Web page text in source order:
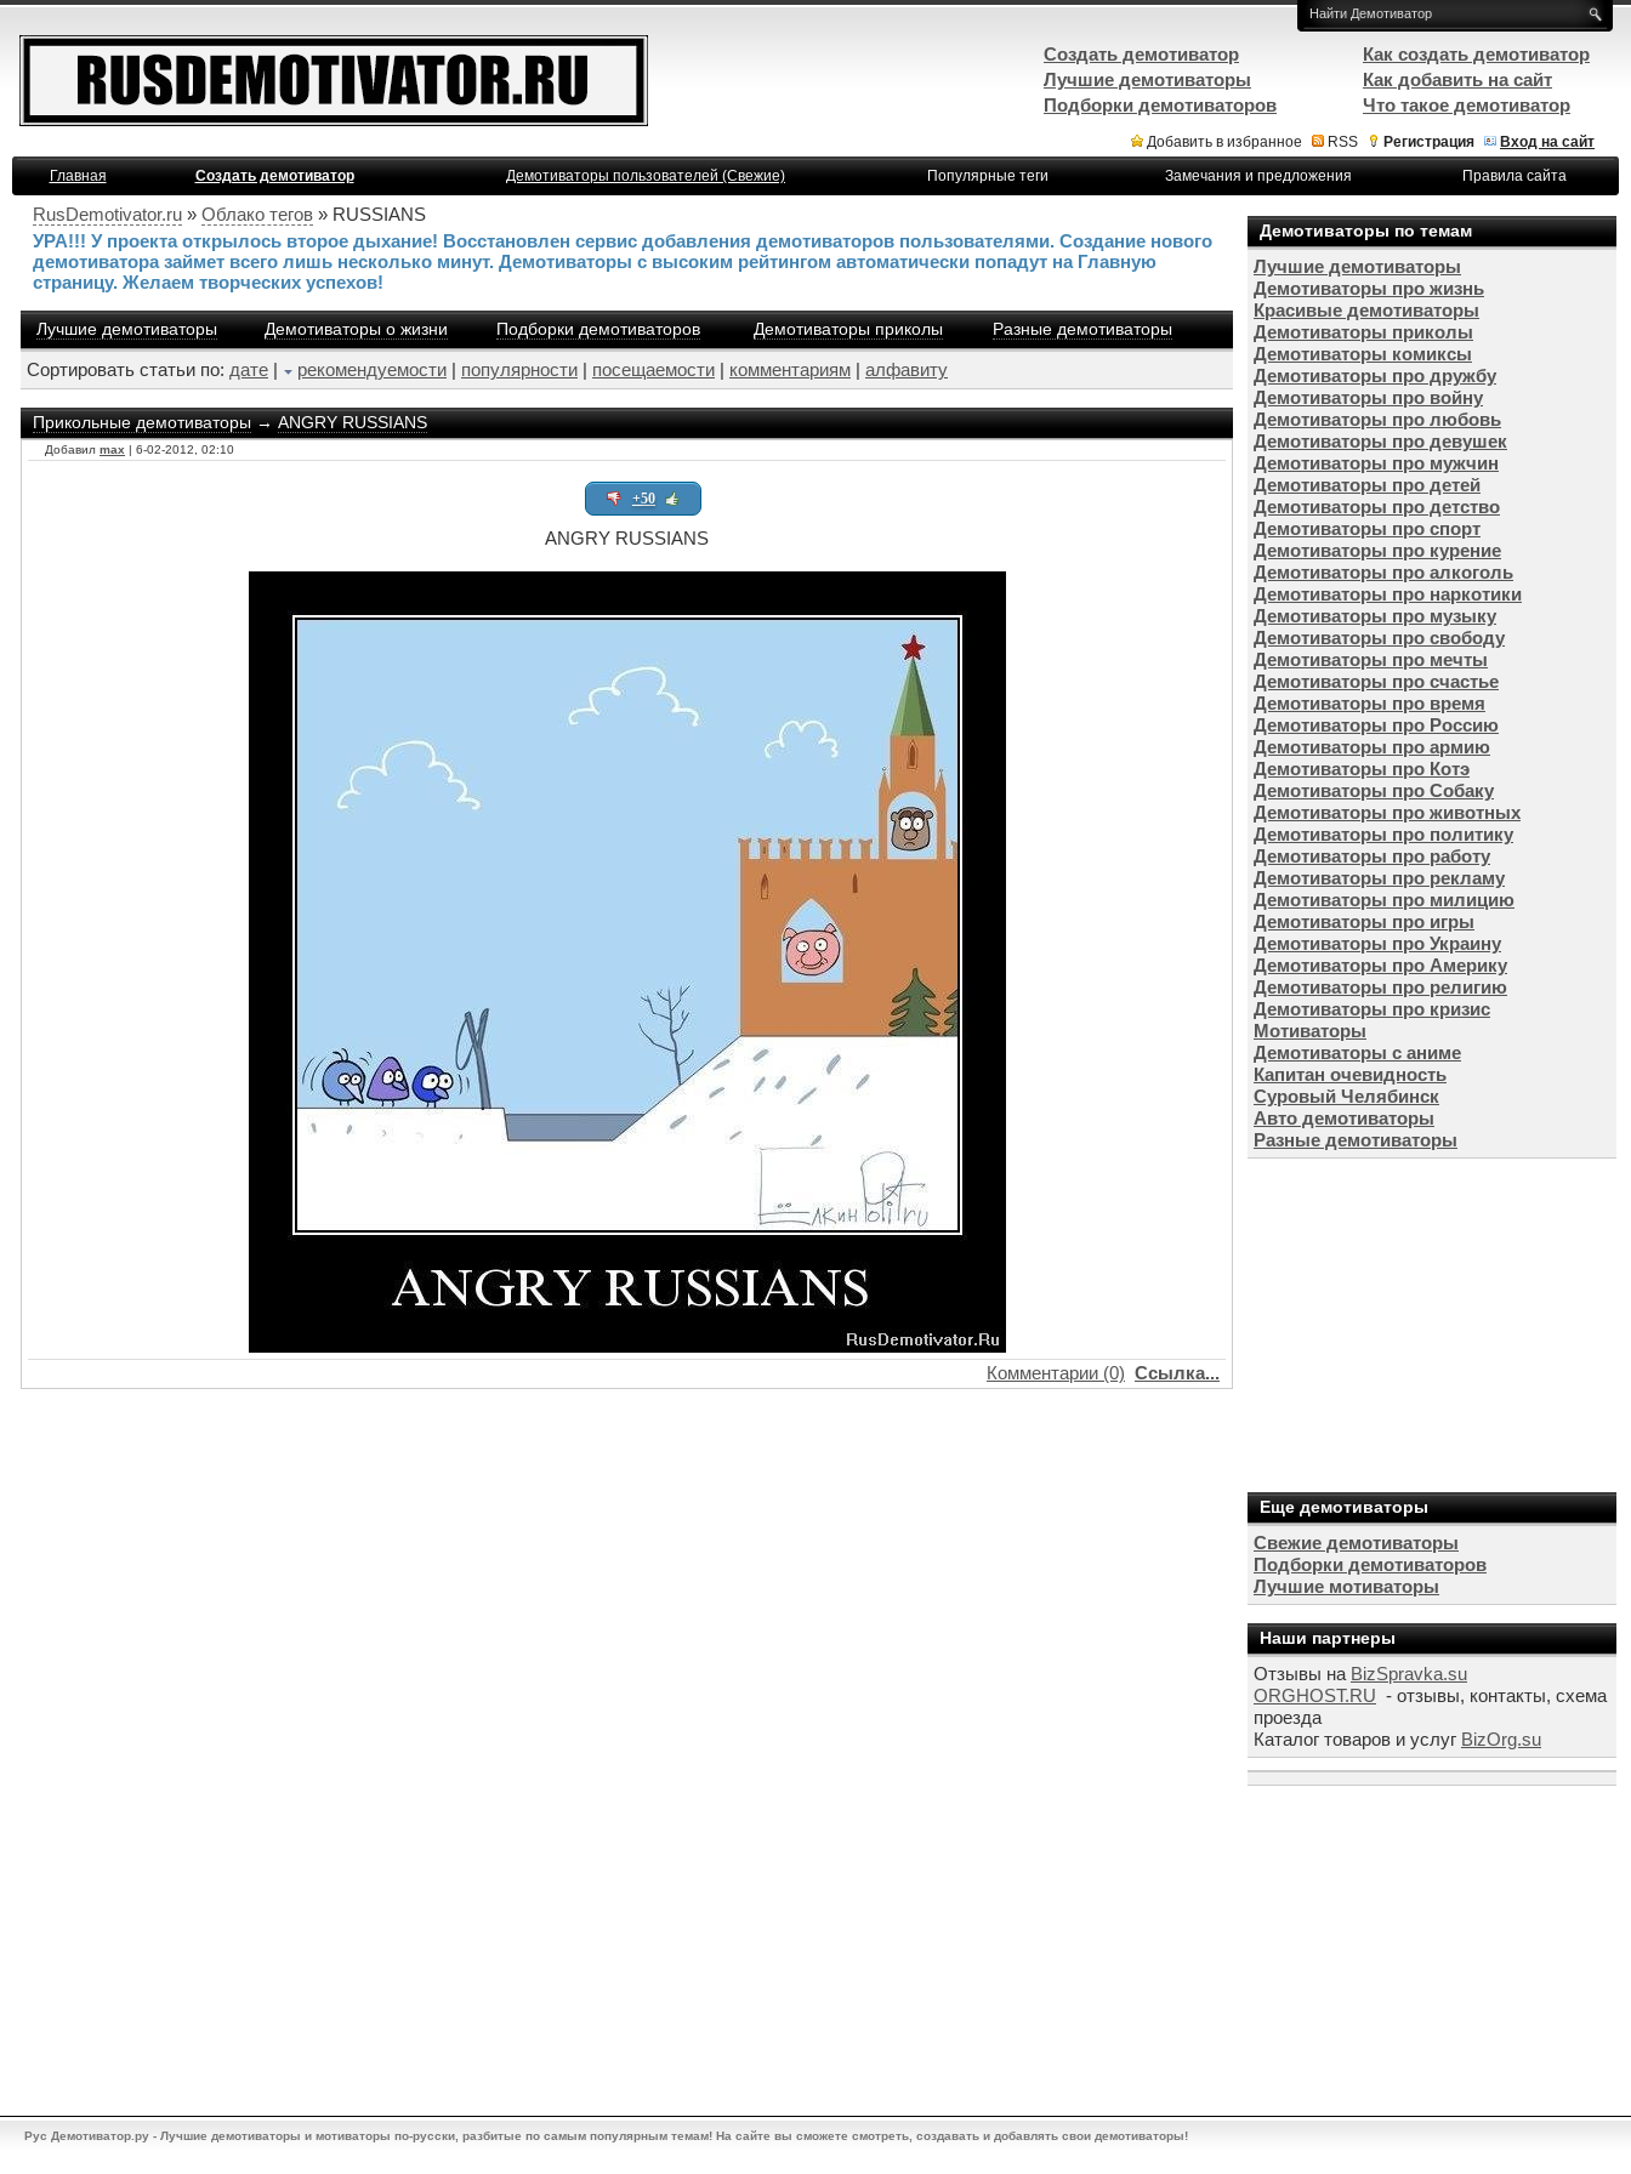
Добавить в избранное RSS Регистрация
Вход на сайт
Главная
Создать демотиватор Демотиваторы пользователей (Свежие) Популярные теги Замечания и предложения Правила сайта
RusDemotivator.ru » Облако тегов » RUSSIANS
УРА!!! У проекта открылось второе дыхание! Восстановлен сервис добавления демотиваторов пользователями. Создание нового
демотиватора займет всего лишь несколько минут. Демотиваторы с высоким рейтингом автоматически попадут на Главную
страницу. Желаем творческих успехов!
Лучшие демотиваторы Демотиваторы о жизни Подборки демотиваторов Демотиваторы приколы Разные демотиваторы
Сортировать статьи по: дате | рекомендуемости | популярности | посещаемости | комментариям | алфавиту
Прикольные демотиваторы→ANGRY RUSSIANS
Добавил max | 6-02-2012, 02:10
+50
ANGRY RUSSIANS
Комментарии (0) Ссылка...
Демотиваторы по темам
Лучшие демотиваторы
Демотиваторы про жизнь
Красивые демотиваторы
Демотиваторы приколы
Демотиваторы комиксы
Демотиваторы про дружбу
Демотиваторы про войну
Демотиваторы про любовь
Демотиваторы про девушек
Демотиваторы про мужчин
Демотиваторы про детей
Демотиваторы про детство
Демотиваторы про спорт
Демотиваторы про курение
Демотиваторы про алкоголь
Демотиваторы про наркотики
Демотиваторы про музыку
Демотиваторы про свободу
Демотиваторы про мечты
Демотиваторы про счастье
Демотиваторы про время
Демотиваторы про Россию
Демотиваторы про армию
Демотиваторы про Котэ
Демотиваторы про Собаку
Демотиваторы про животных
Демотиваторы про политику
Демотиваторы про работу
Демотиваторы про рекламу
Демотиваторы про милицию
Демотиваторы про игры
Демотиваторы про Украину
Демотиваторы про Америку
Демотиваторы про религию
Демотиваторы про кризис
Мотиваторы
Демотиваторы с аниме
Капитан очевидность
Суровый Челябинск
Авто демотиваторы
Разные демотиваторы
Еще демотиваторы
Свежие демотиваторы
Подборки демотиваторов
Лучшие мотиваторы
Наши партнеры
Отзывы на BizSpravka.su
ORGHOST.RU - отзывы, контакты, схема
проезда
Каталог товаров и услуг BizOrg.su
Создать демотиватор
Лучшие демотиваторы
Подборки демотиваторов
Как создать демотиватор
Как добавить на сайт
Что такое демотиватор
Рус Демотиватор.ру - Лучшие демотиваторы и мотиваторы по-русски, разбитые по самым популярным темам! На сайте вы сможете смотреть, создавать и добавлять свои демотиваторы!